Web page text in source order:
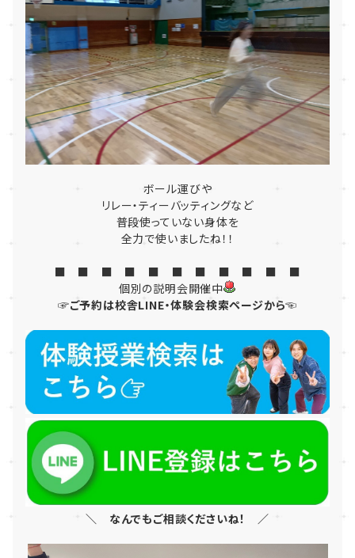
ボール運びや
リレー・ティーバッティングなど
普段使っていない身体を
全力で使いましたね！！
■ ■ ■ ■ ■ ■ ■ ■ ■ ■ ■
個別の説明会開催中
☞ご予約は校舎LINE・体験会検索ページから☜
＼ なんでもご相談くださいね！ ／